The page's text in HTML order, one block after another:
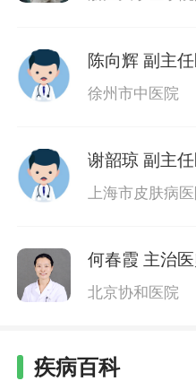
陈向辉 副主
徐州市中医院
谢韶琼 副主
上海市皮肤病
何春霞 主治
北京协和医院
疾病百科